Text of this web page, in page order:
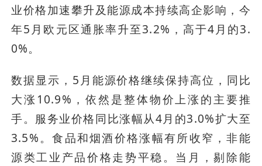
业价格加速攀升及能源成本持续高企影响，今
年5月欧元区通胀率升至3.2%，高于4月的3.
0%。
数据显示，5月能源价格继续保持高位，同比
大涨10.9%，依然是整体物价上涨的主要推
手。服务业价格同比涨幅从4月的3.0%扩大至
3.5%。食品和烟酒价格涨幅有所收窄，非能
源类工业产品价格走势平稳。当月，剔除能